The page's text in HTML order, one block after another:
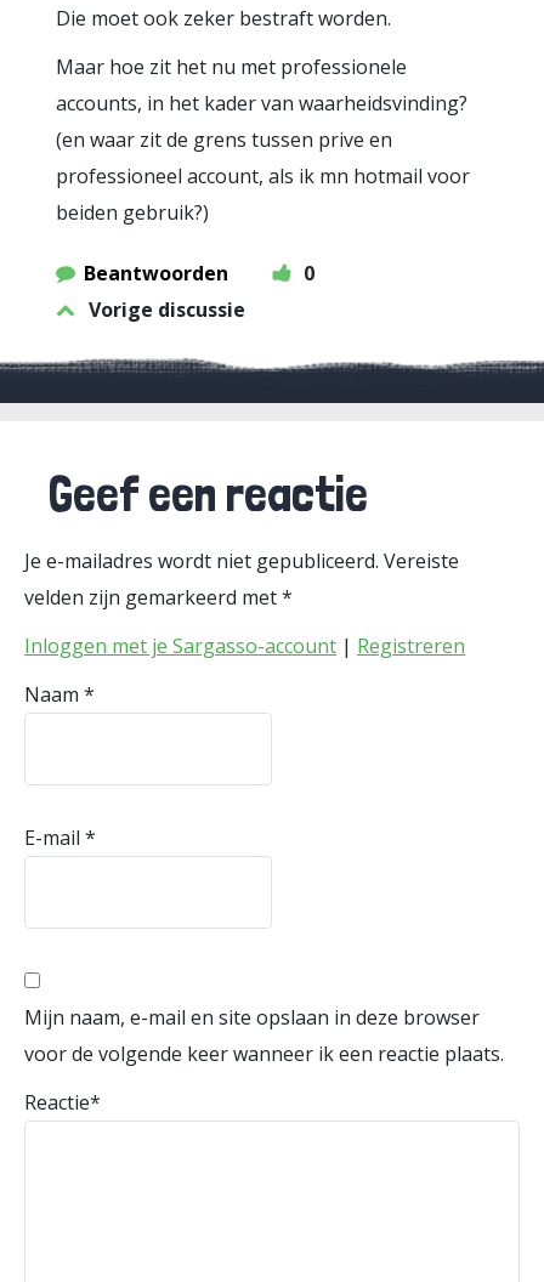
Die moet ook zeker bestraft worden.
Maar hoe zit het nu met professionele
accounts, in het kader van waarheidsvinding?
(en waar zit de grens tussen prive en
professioneel account, als ik mn hotmail voor
beiden gebruik?)
Beantwoorden
0
Vorige discussie
Geef een reactie
Je e-mailadres wordt niet gepubliceerd. Vereiste
velden zijn gemarkeerd met*
Inloggen met je Sargasso-account | Registreren
Naam *
E-mail *
Mijn naam, e-mail en site opslaan in deze browser
voor de volgende keer wanneer ik een reactie plaats.
Reactie*